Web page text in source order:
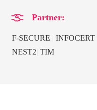
Partner:
F-SECURE |
NEST2| TIM